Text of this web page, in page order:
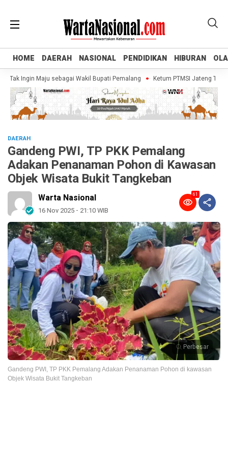
HOME DAERAH NASIONAL PENDIDIKAN HIBURAN
HOME DAERAH NASIONAL PENDIDIKAN HIBURAN
Ingin Maju sebagai Wakil Bupati Pemalang Ketum PTMSI Jateng Tinjau
DAERAH
Gandeng PWI, TP PKK Pemalang
Adakan Penanaman Pohon di Kawasan
Objek Wisata Bukit Tangkeban
Warta Nasional
16 Nov 2025 - 21:10 WIB
61
Perbesar
Gandeng PWI, TP PKK Pemalang Adakan Penanaman Pohon di kawasan
Objek Wisata Bukit Tangkeban